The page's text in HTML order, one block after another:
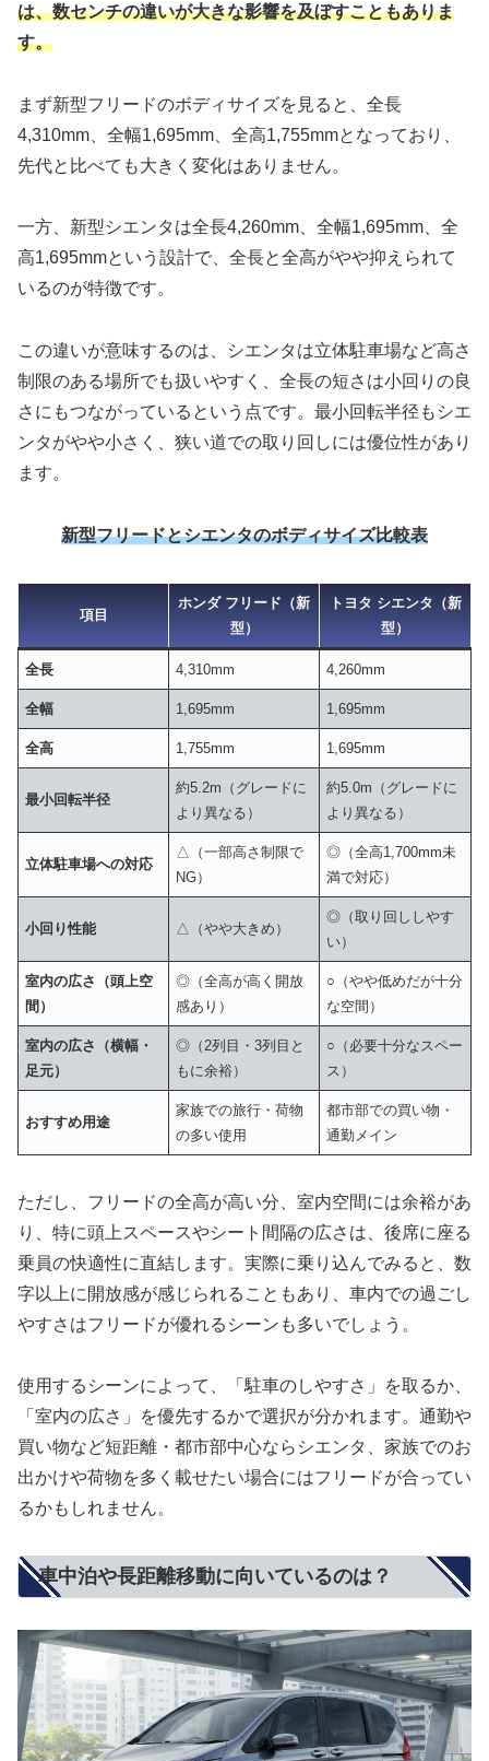
は、数センチの違いが大きな影響を及ぼすこともありま
す。
まず新型フリードのボディサイズを見ると、全長
4,310mm、全幅1,695mm、全高1,755mmとなっており、
先代と比べても大きく変化はありません。
一方、新型シエンタは全長4,260mm、全幅1,695mm、全
高1,695mmという設計で、全長と全高がやや抑えられて
いるのが特徴です。
この違いが意味するのは、シエンタは立体駐車場など高さ
制限のある場所でも扱いやすく、全長の短さは小回りの良
さにもつながっているという点です。最小回転半径もシエ
ンタがやや小さく、狭い道での取り回しには優位性があり
ます。
新型フリードとシエンタのボディサイズ比較表
項目
ホンダ フリード（新
型）
トヨタ シエンタ（新
型）
全長 4,310mm 4,260mm
全幅 1,695mm 1,695mm
全高 1,755mm 1,695mm
最小回転半径
約5.2m（グレードに
より異なる）
約5.0m（グレードに
より異なる）
立体駐車場への対応
△（一部高さ制限で
NG）
◎（全高1,700mm未
満で対応）
小回り性能 △（やや大きめ）
◎（取り回ししやす
い）
室内の広さ（頭上空
間）
◎（全高が高く開放
感あり）
○（やや低めだが十分
な空間）
室内の広さ（横幅・
足元）
◎（2列目・3列目と
もに余裕）
○（必要十分なスペー
ス）
おすすめ用途
家族での旅行・荷物
の多い使用
都市部での買い物・
通勤メイン
ただし、フリードの全高が高い分、室内空間には余裕があ
り、特に頭上スペースやシート間隔の広さは、後席に座る
乗員の快適性に直結します。実際に乗り込んでみると、数
字以上に開放感が感じられることもあり、車内での過ごし
やすさはフリードが優れるシーンも多いでしょう。
使用するシーンによって、「駐車のしやすさ」を取るか、
「室内の広さ」を優先するかで選択が分かれます。通勤や
買い物など短距離・都市部中心ならシエンタ、家族でのお
出かけや荷物を多く載せたい場合にはフリードが合ってい
るかもしれません。
車中泊や長距離移動に向いているのは？